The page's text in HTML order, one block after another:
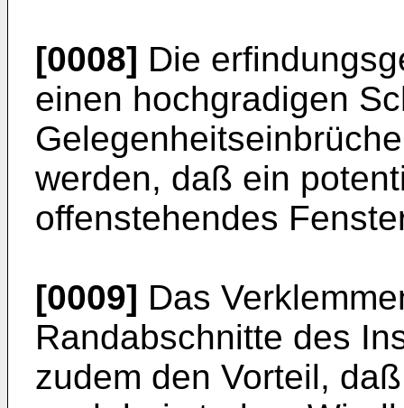
[0008] Die
einen hochgradigen
werden, daß ein
offenstehendes
[0009] Das
Randabschnitte des
zudem den Vorteil,